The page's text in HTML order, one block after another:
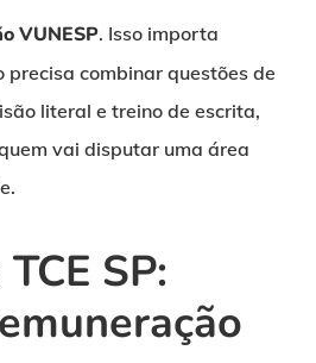
VUNESP. Isso importa
combinar questões de
literal e treino de escrita,
vai disputar uma área
SP: